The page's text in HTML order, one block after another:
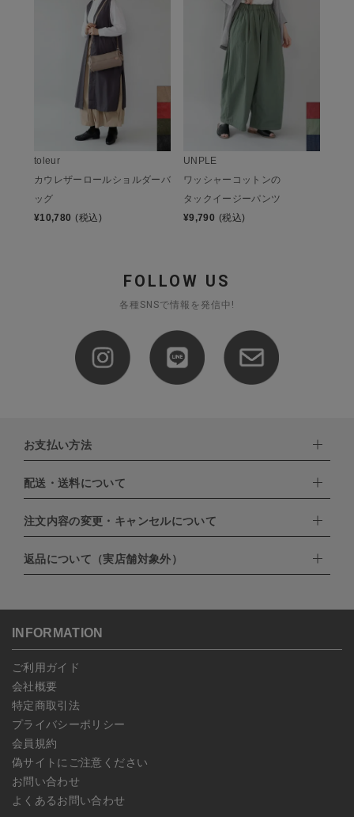
toleur
カウレザーロールショルダーバ
ッグ
¥10,780 (税込)
UNPLE
ワッシャーコットンの
タックイージーパンツ
¥9,790 (税込)
FOLLOW US
各種SNSで情報を発信中!
お支払い方法
下記お支払い方法よりお選びいただけます。
・クレジットカード（VISA,mastercard,JCB,AMERICAN
EXPRESS,Diners Club）
・PayPay
・NP後払い
配送・送料について
配達業者：日本郵便
北海道：1,400円
沖縄：1,400円
注文内容の変更・キャンセルについて
ご注文日当日から翌日のAM9:00までにご連絡頂いた場合はキャン
セルは可能です。
ンセルしていただいた後、ご希望の商品のみ再度ご注文お願いしま
予約商品など一部キャンセルが出来ない場合がございます。あらか
じめご了承ください。
返品について（実店舗対象外）
こちらよりご依頼ください。
INFORMATION
ご利用ガイド
会社概要
特定商取引法
プライバシーポリシー
会員規約
偽サイトにご注意ください
お問い合わせ
よくあるお問い合わせ